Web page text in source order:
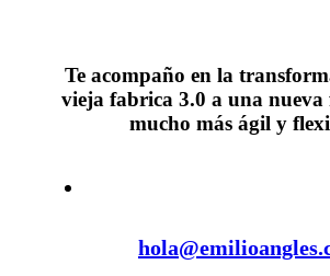
Te acompaño en la
vieja fabrica 3.0 a una nueva
mucho más ágil y